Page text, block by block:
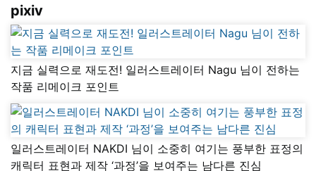
pixiv
지금 실력으로 재도전! 일러스트레이터 Nagu 님이 전하는
작품 리메이크 포인트
일러스트레이터 NAKDI 님이 소중히 여기는 풍부한 표정의
캐릭터 표현과 제작 ‘과정’을 보여주는 남다른 진심